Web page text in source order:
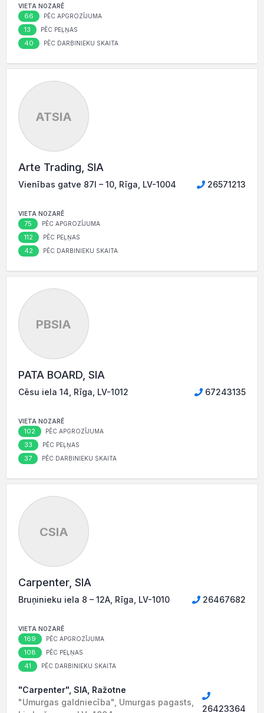
VIETA NOZARĒ
66 PĒC APGROZĪJUMA
13 PĒC PEĻŅAS
40 PĒC DARBINIEKU SKAITA
ATSIA
Arte Trading, SIA
Vienības gatve 87I – 10, Rīga, LV-1004 26571213
VIETA NOZARĒ
75 PĒC APGROZĪJUMA
112 PĒC PEĻŅAS
42 PĒC DARBINIEKU SKAITA
PBSIA
PATA BOARD, SIA
Cēsu iela 14, Rīga, LV-1012 67243135
VIETA NOZARĒ
102 PĒC APGROZĪJUMA
33 PĒC PEĻŅAS
37 PĒC DARBINIEKU SKAITA
CSIA
Carpenter, SIA
Bruņinieku iela 8 – 12A, Rīga, LV-1010 26467682
VIETA NOZARĒ
169 PĒC APGROZĪJUMA
108 PĒC PEĻŅAS
41 PĒC DARBINIEKU SKAITA
"Carpenter", SIA, Ražotne
"Umurgas galdniecība", Umurgas pagasts,
26423364